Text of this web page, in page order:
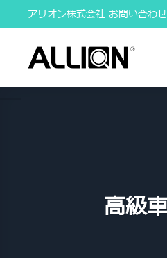
to
content
アリオン株式会社 お問い合わ
高級